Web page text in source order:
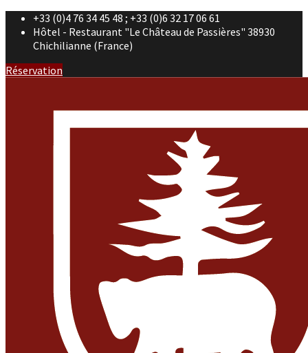
+33 (0)4 76 34 45 48 ; +33 (0)6 32 17 06 61
Hôtel - Restaurant "Le Château de Passières" 38930
Chichilianne (France)
Réservation